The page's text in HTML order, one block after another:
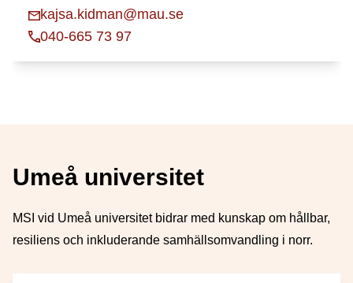
kajsa.kidman@mau.se
040-665 73 97
Umeå universitet
MSI vid Umeå universitet bidrar med kunskap om hållbar,
resiliens och inkluderande samhällsomvandling i norr.